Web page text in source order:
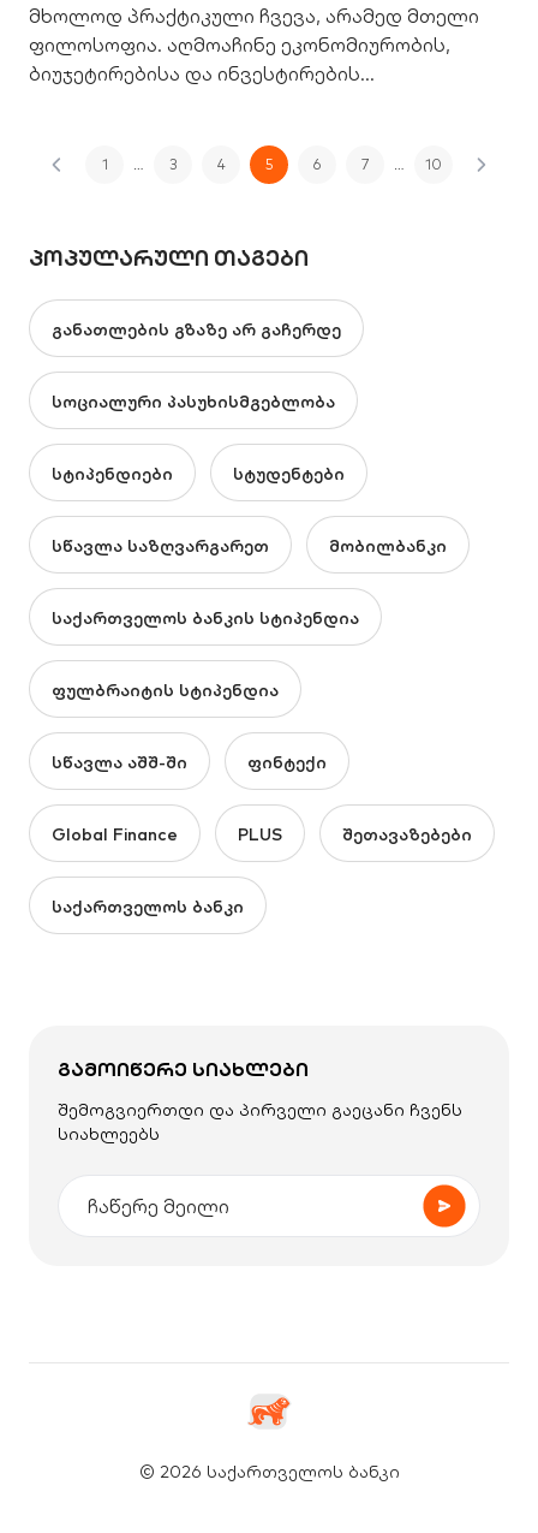
მხოლოდ პრაქტიკული ჩვევა, არამედ მთელი
ფილოსოფია. აღმოაჩინე ეკონომიურობის,
ბიუჯეტირებისა და ინვესტირების
1 3 4 5 6 7 10
ᲞᲝᲞᲣᲚᲐᲠᲣᲚᲘ ᲗᲐᲒᲔᲑᲘ
განათლების გზაზე არ გაჩერდე
სოციალური პასუხისმგებლობა
სტიპენდიები სტუდენტები
სწავლა საზღვარგარეთ მობილბანკი
საქართველოს ბანკის სტიპენდია
ფულბრაიტის სტიპენდია
სწავლა აშშ-ში ფინტექი
Global Finance PLUS შეთავაზებები
საქართველოს ბანკი
ᲒᲐᲛᲝᲘᲬᲔᲠᲔ ᲡᲘᲐᲮᲚᲔᲑᲘ
შემოგვიერთდი და პირველი გაეცანი ჩვენს
სიახლეებს
© 2026 საქართველოს ბანკი